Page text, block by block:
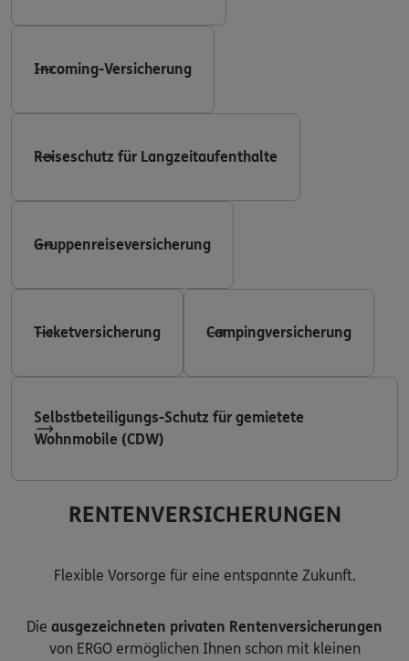
Incoming-Versicherung
Reiseschutz für Langzeitaufenthalte
Gruppenreiseversicherung
Ticketversicherung Campingversicherung
Selbstbeteiligungs-Schutz für gemietete
Wohnmobile (CDW)
RENTENVERSICHERUNGEN
Flexible Vorsorge für eine entspannte Zukunft.
Die ausgezeichneten privaten Rentenversicherungen
von ERGO ermöglichen Ihnen schon mit kleinen